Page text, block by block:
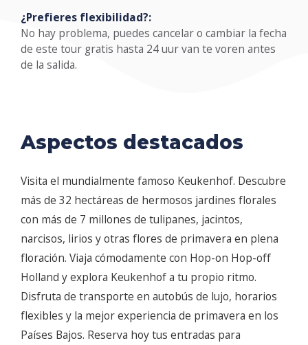
¿Prefieres flexibilidad?:
No hay problema, puedes cancelar o cambiar la fecha
de este tour gratis hasta 24 uur van te voren antes
de la salida.
Aspectos destacados
Visita el mundialmente famoso Keukenhof. Descubre
más de 32 hectáreas de hermosos jardines florales
con más de 7 millones de tulipanes, jacintos,
narcisos, lirios y otras flores de primavera en plena
floración. Viaja cómodamente con Hop-on Hop-off
Holland y explora Keukenhof a tu propio ritmo.
Disfruta de transporte en autobús de lujo, horarios
flexibles y la mejor experiencia de primavera en los
Países Bajos. Reserva hoy tus entradas para